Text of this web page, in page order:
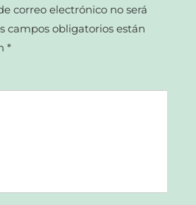
correo electrónico no será
campos obligatorios están
*